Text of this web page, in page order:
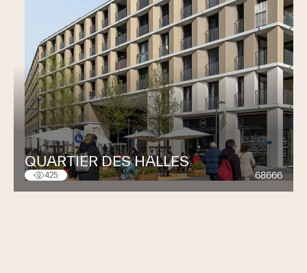
QUARTIER DES HALLES
425 68666